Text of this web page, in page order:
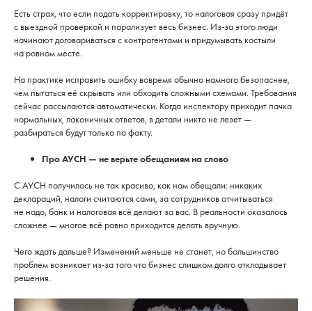
Есть страх, что если подать корректировку, то налоговая сразу придёт
с выездной проверкой и парализует весь бизнес. Из-за этого люди
начинают договариваться с контрагентами и придумывать костыли
на ровном месте.
На практике исправить ошибку вовремя обычно намного безопаснее,
чем пытаться её скрывать или обходить сложными схемами. Требования
сейчас рассылаются автоматически. Когда инспектору приходит пачка
нормальных, лаконичных ответов, в детали никто не лезет —
разбираться будут только по факту.
Про АУСН — не верьте обещаниям на слово
С АУСН получилось не так красиво, как нам обещали: никаких
деклараций, налоги считаются сами, за сотрудников отчитываться
не надо, банк и налоговая всё делают за вас. В реальности оказалось
сложнее — многое всё равно приходится делать вручную.
Чего ждать дальше? Изменений меньше не станет, но большинство
проблем возникает из-за того что бизнес слишком долго откладывает
решения.